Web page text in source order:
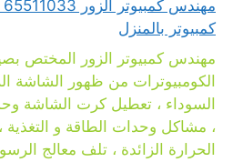
كمبيوتر بالمنزل
مهندس كمبيوتر الزور المختص
الكومبيوترات من ظهور الشاشة
السوداء ، تعطيل كرت الشاشة
، مشاكل وحدات الطاقة و
الحرارة الزائدة ، تلف معالج